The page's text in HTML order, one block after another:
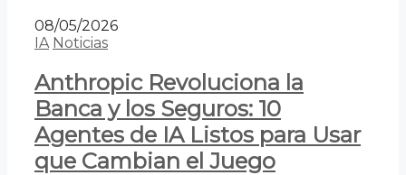
08/05/2026
IA Noticias
Anthropic Revoluciona la
Banca y los Seguros: 10
Agentes de IA Listos para Usar
que Cambian el Juego